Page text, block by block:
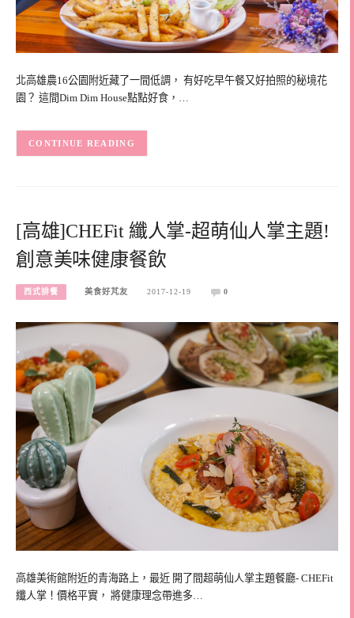
北高雄農16公園附近藏了一間低調， 有好吃早午餐又好拍照的秘境花
園？ 這間Dim Dim House點點好食，…
CONTINUE READING
[高雄]CHEFit 纖人掌-超萌仙人掌主題!
創意美味健康餐飲
西式排餐 美食好芃友 2017-12-19 0
高雄美術館附近的青海路上，最近 開了間超萌仙人掌主題餐廳- CHEFit
纖人掌！價格平實， 將健康理念帶進多…